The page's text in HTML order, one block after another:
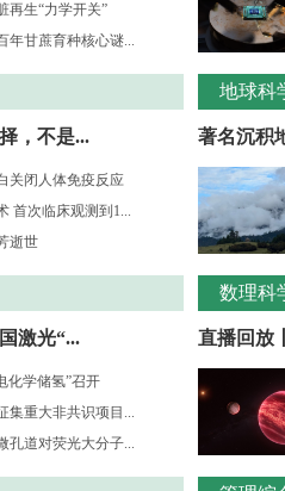
再生“力学开关”
年甘蔗育种核心谜...
，不是...
关闭人体免疫反应
首次临床观测到1...
逝世
激光“...
化学储氢”召开
集重大非共识项目...
孔道对荧光大分子...
地球科
著名沉积
数理科
直播回放